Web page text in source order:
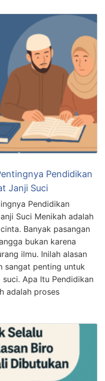
Pendidikan
Janji Suci
Pendidikan
Suci Menikah adalah
Banyak pasangan
bukan karena
ilmu. Inilah alasan
sangat penting untuk
Apa Itu Pendidikan
adalah proses